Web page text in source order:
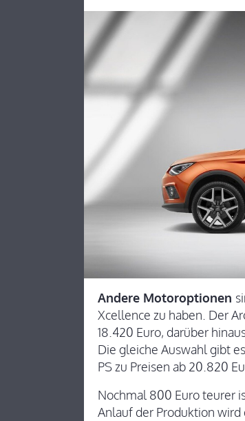
Andere Motoroptionen
Xcellence zu haben. Der
18.420 Euro, darüber
Die gleiche Auswahl gibt
PS zu Preisen ab 20.820
Nochmal 800 Euro teurer
Anlauf der Produktion